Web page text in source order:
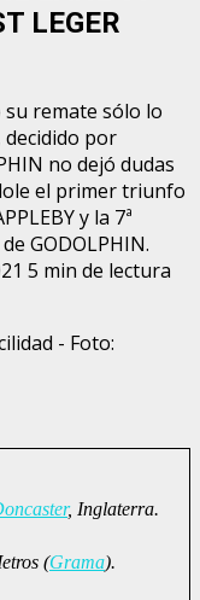
LEGER
remate sólo lo
por
no dejó dudas
el primer triunfo
y la 7ª
GODOLPHIN.
5 min de lectura
- Foto:
, Inglaterra.
(Grama).